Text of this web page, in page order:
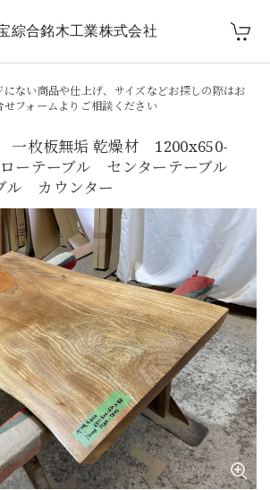
綜合銘木工業株式会社
ない商品や仕上げ、サイズなどお探しの際はお
せフォームよりご相談ください
枚板無垢 乾燥材 1200x650-
ーテーブル センターテーブル
ル カウンター